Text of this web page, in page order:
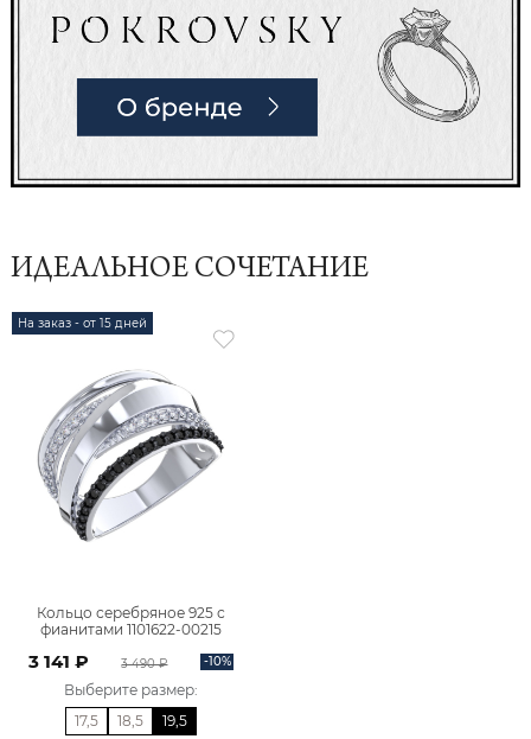
ИДЕАЛЬНОЕ СОЧЕТАНИЕ
На заказ - от 15 дней
Кольцо серебряное 925 с
фианитами 1101622-00215
3 141 ₽ 3 490 ₽ -10%
Выберите размер:
17,5
18,5 19,5